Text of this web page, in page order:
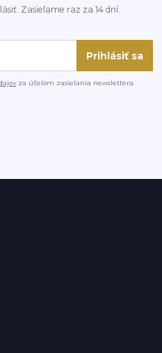
Zasielame raz za 14 dní.
Prihlásiť sa
za účelom zasielania newslettera.